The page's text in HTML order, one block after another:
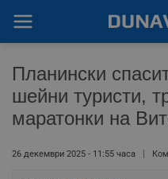
Планински
шейни туристи,
маратонки на
26 декември 2025 - 11:55 часа